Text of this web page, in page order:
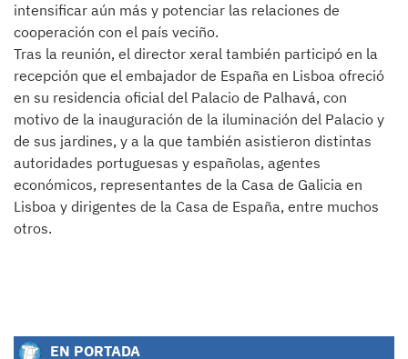
intensificar aún más y potenciar las relaciones de
cooperación con el país veciño.
Tras la reunión, el director xeral también participó en la
recepción que el embajador de España en Lisboa ofreció
en su residencia oficial del Palacio de Palhavá, con
motivo de la inauguración de la iluminación del Palacio y
de sus jardines, y a la que también asistieron distintas
autoridades portuguesas y españolas, agentes
económicos, representantes de la Casa de Galicia en
Lisboa y dirigentes de la Casa de España, entre muchos
otros.
EN PORTADA